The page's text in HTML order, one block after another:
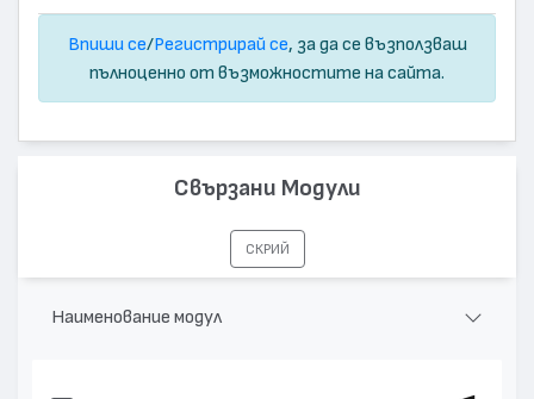
Впиши се/Регистрирай се, за да се възползваш
пълноценно от възможностите на сайта.
Свързани Модули
СКРИЙ
Наименование модул